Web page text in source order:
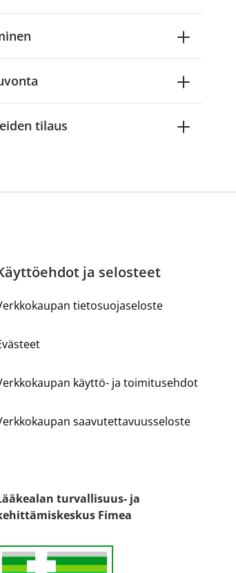
tilaus
ja selosteet
tietosuojaseloste
käyttö- ja toimitusehdot
saavutettavuusseloste
turvallisuus- ja
Fimea